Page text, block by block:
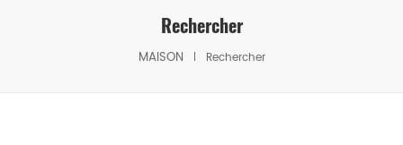
Rechercher
MAISON Rechercher